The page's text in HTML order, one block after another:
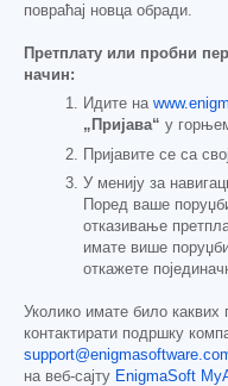
повраћај новца обради.
Претплату или пробни
начин:
Идите на
„Пријава“ у
Пријавите се са
У менију за
Поред ваше
отказивање
имате више
откажете
Уколико имате било
контактирати подршку
на веб-сајту EnigmaSoft